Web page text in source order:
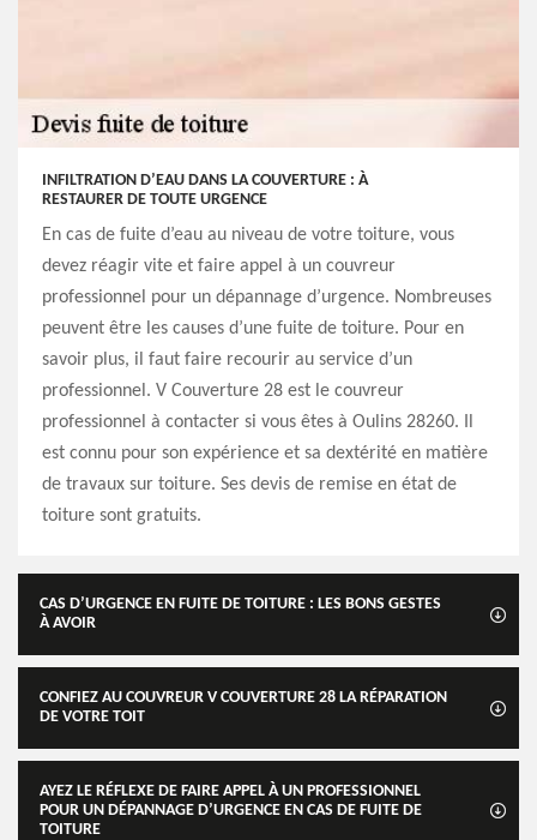
INFILTRATION D’EAU DANS LA COUVERTURE : À
RESTAURER DE TOUTE URGENCE
En cas de fuite d’eau au niveau de votre toiture, vous
devez réagir vite et faire appel à un couvreur
professionnel pour un dépannage d’urgence. Nombreuses
peuvent être les causes d’une fuite de toiture. Pour en
savoir plus, il faut faire recourir au service d’un
professionnel. V Couverture 28 est le couvreur
professionnel à contacter si vous êtes à Oulins 28260. Il
est connu pour son expérience et sa dextérité en matière
de travaux sur toiture. Ses devis de remise en état de
toiture sont gratuits.
CAS D’URGENCE EN FUITE DE TOITURE : LES BONS GESTES
À AVOIR
CONFIEZ AU COUVREUR V COUVERTURE 28 LA RÉPARATION
DE VOTRE TOIT
AYEZ LE RÉFLEXE DE FAIRE APPEL À UN PROFESSIONNEL
POUR UN DÉPANNAGE D’URGENCE EN CAS DE FUITE DE
TOITURE